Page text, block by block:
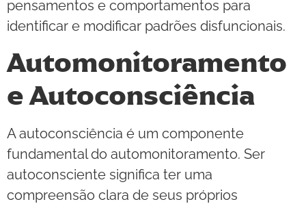
pensamentos e comportamentos para
identificar e modificar padrões disfuncionais.
Automonitoramento
e Autoconsciência
A autoconsciência é um componente
fundamental do automonitoramento. Ser
autoconsciente significa ter uma
compreensão clara de seus próprios